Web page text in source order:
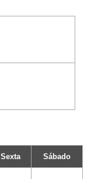
Sexta Sábado